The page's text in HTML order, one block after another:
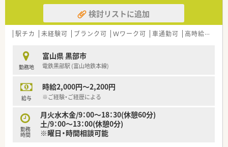
検討リストに追加
駅チカ 未経験可 ブランク可 Ｗワーク可 車通勤可 高時給(2,500円以上)
勤務地
富山県 黒部市
電鉄黒部駅 (富山地鉄本線)
給与
時給2,000円～2,200円
※ご経験・ご経歴による
勤務
時間
月火水木金/9：00～18：30(休憩60分)
土/9：00～13：00(休憩0分)
※曜日・時間相談可能